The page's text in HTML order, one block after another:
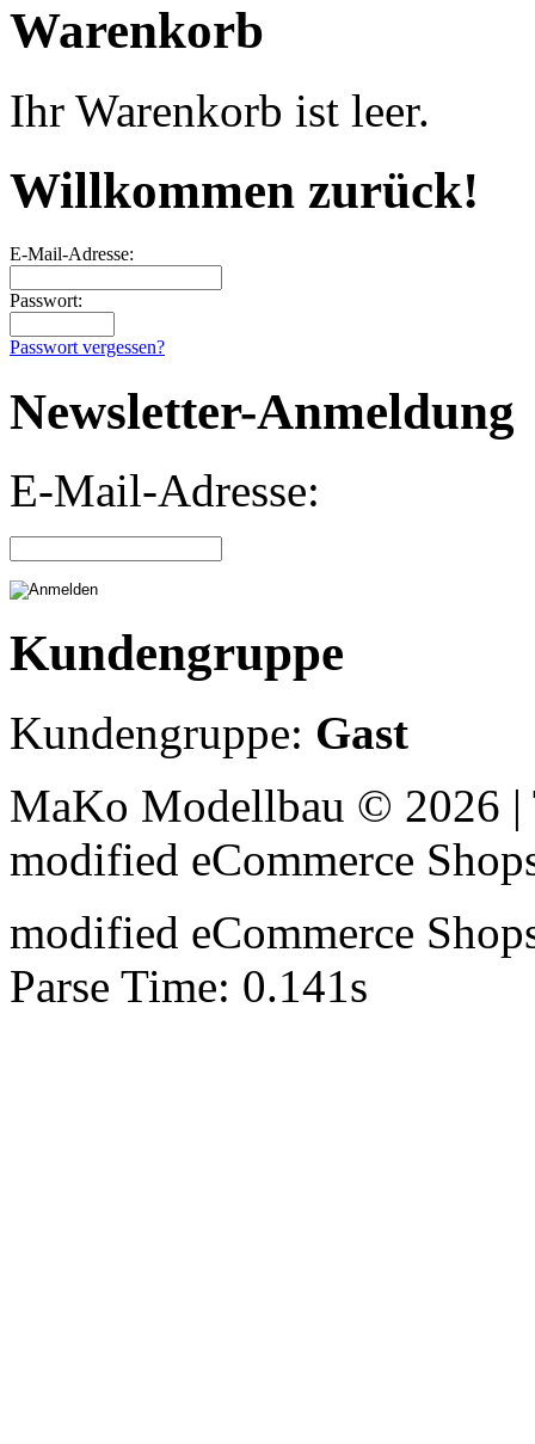
Warenkorb
Ihr Warenkorb ist leer.
Willkommen zurück!
E-Mail-Adresse:
Passwort:
Passwort vergessen?
Newsletter-Anmeldung
E-Mail-Adresse:
Kundengruppe
Kundengruppe: Gast
MaKo Modellbau © 2026
modified eCommerce
modified eCommerce
Parse Time: 0.141s